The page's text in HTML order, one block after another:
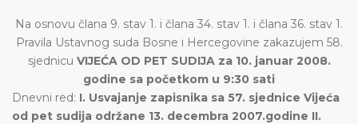
Na osnovu člana 9. stav 1. i člana 34. stav 1. i člana 36. stav 1.
Pravila Ustavnog suda Bosne i Hercegovine zakazujem 58.
sjednicu VIJEĆA OD PET SUDIJA za 10. januar 2008.
godine sa početkom u 9:30 sati
Dnevni red: I. Usvajanje zapisnika sa 57. sjednice Vijeća
od pet sudija održane 13. decembra 2007.godine II.